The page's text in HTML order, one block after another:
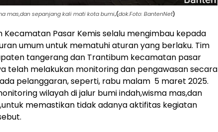
mas,dan sepanjang kali mati kota bumi,(dok.Foto: BantenNet)
Kecamatan Pasar Kemis selalu mengimbau kepada
umum untuk mematuhi aturan yang berlaku. Tim
tangerang dan Trantibum kecamatan pasar
telah melakukan monitoring dan pengawasan secara
pelanggaran, seperti, rabu malam 5 maret 2025.
wilayah di jalur bumi indah,wisma mas,dan
memastikan tidak adanya aktifitas kegiatan